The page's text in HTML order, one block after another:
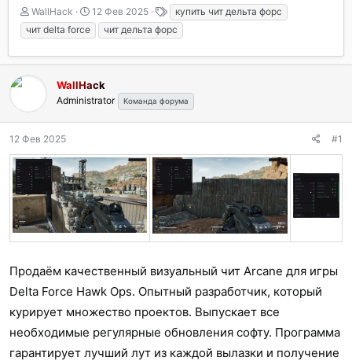
А
в
т
р
т
м
ы
WallHack
Д
а
т
н
а
ч
л
12 Фев 2025
е
г
купить чит дельта форс
чит delta force
чит дельта форс
WallHack
Administrator Команда форума
12 Фев 2025 #1
Продаём качественный визуальный чит Arcane для игры
Delta Force Hawk Ops. Опытный разработчик, который
курирует множество проектов. Выпускает все
необходимые регулярные обновления софту. Программа
гарантирует лучший лут из каждой вылазки и получение